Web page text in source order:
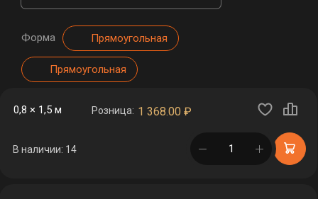
Форма Прямоугольная
Прямоугольная
0,8 × 1,5 м Розница: 1 368.00 ₽
В наличии: 14 в корзине